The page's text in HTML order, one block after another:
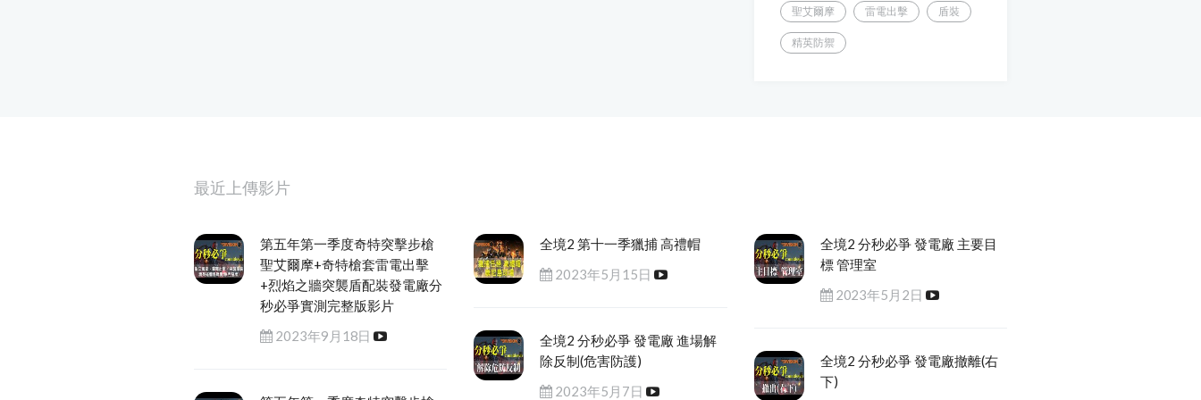
聖艾爾摩 雷電出擊 盾裝
精英防禦
最近上傳影片
第五年第一季度奇特突擊步槍
聖艾爾摩+奇特槍套雷電出擊
+烈焰之牆突襲盾配裝發電廠分
秒必爭實測完整版影片
2023年9月18日
全境2 第十一季獵捕 高禮帽
2023年5月15日
全境2 分秒必爭 發電廠 進場解
除反制(危害防護)
2023年5月7日
全境2 分秒必爭 發電廠 主要目
標 管理室
2023年5月2日
全境2 分秒必爭 發電廠撤離(右
下)